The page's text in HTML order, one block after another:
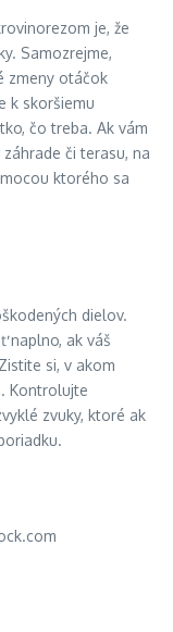
je, že
Samozrejme,
zmeny otáčok
k skoršiemu
čo treba. Ak vám
či terasu, na
ktorého sa
dielov.
naplno, ak váš
si, v akom
Kontrolujte
zvuky, ktoré ak